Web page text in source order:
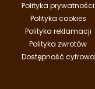
Polityka prywatności
Polityka cookies
Polityka reklamacji
Polityka zwrotów
Dostępność cyfrowa